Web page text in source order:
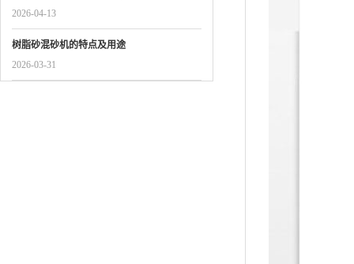
2026-04-13
树脂砂混砂机的特点及用途
2026-03-31